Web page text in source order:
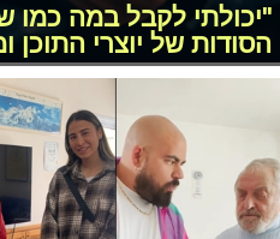
"יכולתי לקבל במה כמו
הסודות של יוצרי התוכן